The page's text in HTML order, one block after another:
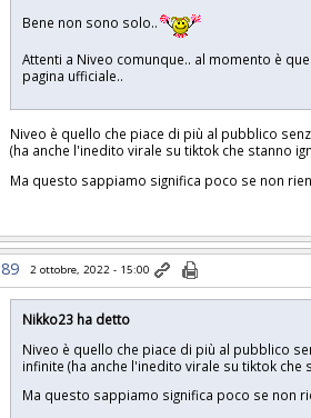
Bene non sono solo..
Attenti a Niveo comunque.. al momento è
pagina ufficiale..
Niveo è quello che piace di più al pubblico
(ha anche l'inedito virale su tiktok che stanno
Ma questo sappiamo significa poco se non
89 2 ottobre, 2022 - 15:00
Nikko23 ha detto
Niveo è quello che piace di più al pubblico
infinite (ha anche l'inedito virale su tiktok che
Ma questo sappiamo significa poco se non